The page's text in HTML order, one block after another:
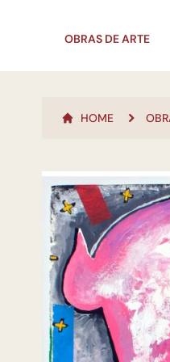
OBRAS DE ARTE
HOME